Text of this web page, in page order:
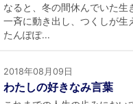
なると、冬の間休んでいた生
一斉に動き出し、つくしが生
たんぽぽ...
2018年08月09日
わたしの好きなみ言葉